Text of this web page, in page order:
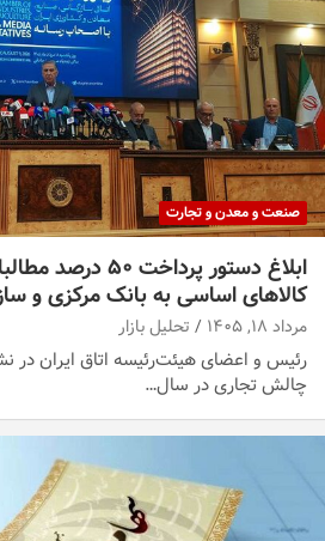
صنعت و معدن و تجارت
ابلاغ دستور پرداخت ۵۰
کالاهای اساسی به بانک مرکزی و
مرداد ۱۸, ۱۴۰۵ تحلیل بازار
چالش تجاری در سال…